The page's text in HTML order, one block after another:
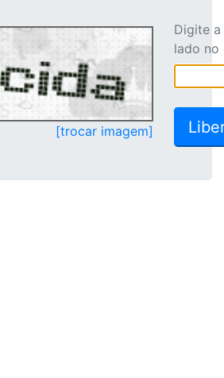
[trocar imagem]
Digite
lado no